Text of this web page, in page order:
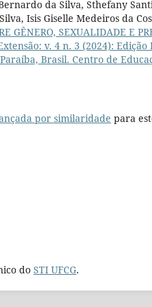
da Silva, Sthefany
Isis Giselle Medeiros da
GÊNERO, SEXUALIDADE E
v. 4 n. 3 (2024):
Brasil. Centro de
por similaridade para
do STI UFCG.